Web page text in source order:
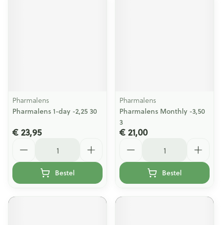
Pharmalens
Pharmalens 1-day -2,25 30
€ 23,95
Bestel
Pharmalens
Pharmalens Monthly -3,50
3
€ 21,00
Bestel